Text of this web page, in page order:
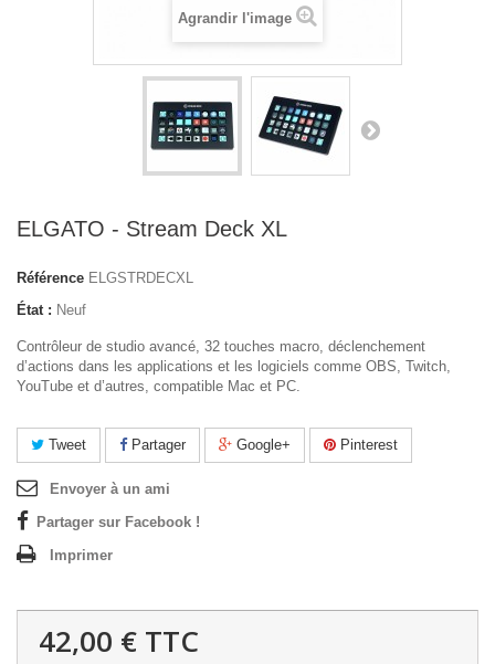
Agrandir l'image
ELGATO - Stream Deck XL
Référence ELGSTRDECXL
État : Neuf
Contrôleur de studio avancé, 32 touches macro, déclenchement
d’actions dans les applications et les logiciels comme OBS, Twitch, ​
YouTube et d’autres, compatible Mac et PC.
Tweet Partager Google+ Pinterest
Envoyer à un ami
Partager sur Facebook !
Imprimer
42,00 € TTC